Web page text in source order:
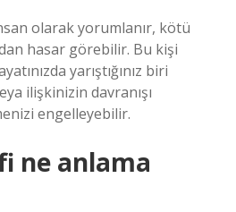
olarak yorumlanır, kötü
hasar görebilir. Bu kişi
yarıştığınız biri
ilişkinizin davranışı
engelleyebilir.
ne anlama